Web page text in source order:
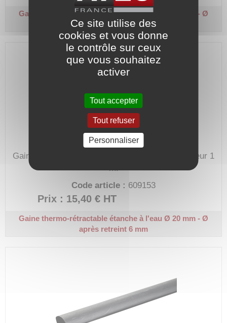
Gaine thermo-rétractable étanche à l'eau
Ø 12 mm - Ø
après retreint 4 mm
Gaine en polyoléfine irradiée avec résine.
Longueur 1
m.
Code article : 609153
Prix : 15,40 € HT
Gaine thermo-rétractable étanche à l'eau Ø 20 mm - Ø
après retreint 6 mm
Ce site utilise des
cookies et vous donne
le contrôle sur ceux
que vous souhaitez
activer
Tout accepter
Tout refuser
Personnaliser